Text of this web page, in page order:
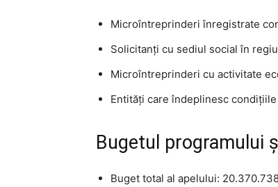
Microîntreprinderi înregistrate
Solicitanți cu sediul social în
Microîntreprinderi cu activitate
Entități care îndeplinesc
Bugetul programului
Buget total al apelului: